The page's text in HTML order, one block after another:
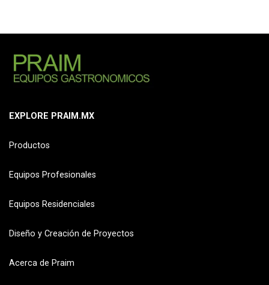
EXPLORE PRAIM.MX
Productos
Equipos Profesionales
Equipos Residenciales
Diseño y Creación de Proyectos
Acerca de Praim